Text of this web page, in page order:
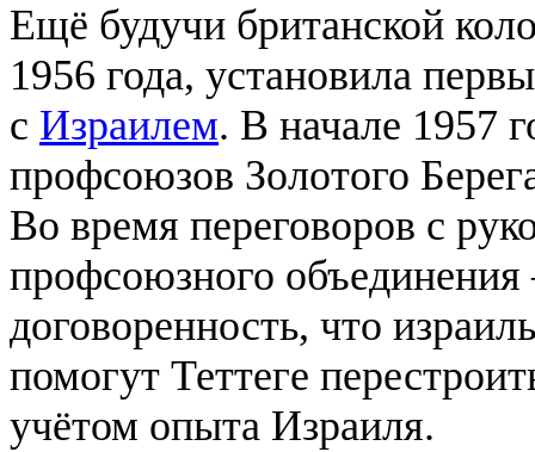
Ещё будучи британской
1956 года, установила
с Израилем. В начале 1957
профсоюзов Золотого
Во время переговоров с
профсоюзного
договоренность, что
помогут Теттеге
учётом опыта Израиля.